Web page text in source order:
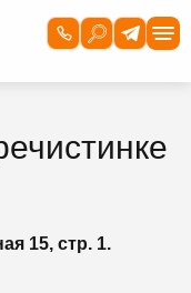
15, стр. 1.